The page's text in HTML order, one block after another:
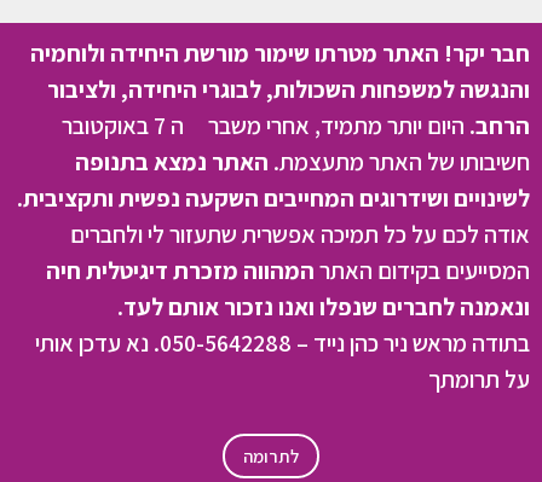
חבר יקר! האתר מטרתו שימור מורשת היחידה ולוחמיה
והנגשה למשפחות השכולות, לבוגרי היחידה, ולציבור
הרחב.
היום יותר מתמיד, אחרי משבר ה 7 באוקטובר
חשיבותו של האתר מתעצמת. האתר נמצא בתנופה
לשינויים ושידרוגים המחייבים השקעה נפשית ותקציבית.
אודה לכם על כל תמיכה אפשרית שתעזור לי ולחברים
המסייעים בקידום האתרהמהווה מזכרת דיגיטלית חיה
ונאמנה לחברים שנפלו ואנו נזכור אותם לעד.
בתודה מראש ניר כהן נייד – 050-5642288. נא עדכן אותי
על תרומתך
לתרומה